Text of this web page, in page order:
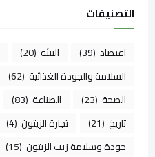
التصنيفات
اقتصاد (39) البيئة (20)
السلامة والجودة الغذائية (62)
الصحة (23) الصناعة (83)
تاريخ (21) تجارة الزيتون (4)
جودة وسلامة زيت الزيتون (15)